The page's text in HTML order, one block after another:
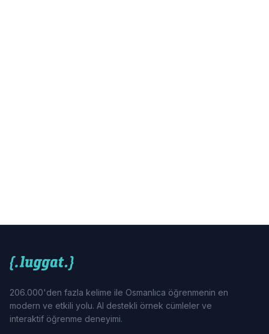
206.000'den fazla kelime ile Osmanlıca öğrenmenin en
modern ve etkili yolu. AI destekli örnek cümleler ve
interaktif öğrenme deneyimi.